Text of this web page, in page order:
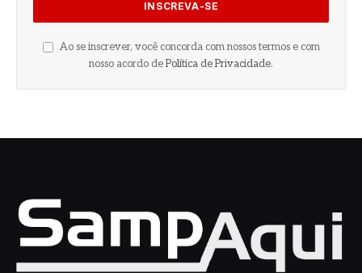
Ao se inscrever, você concorda com nossos termos e com
nosso acordo de Política de Privacidade.